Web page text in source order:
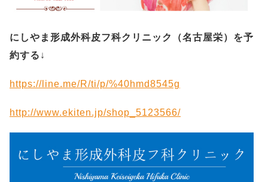
にしやま形成外科皮フ科クリニック（名古屋栄）を予
約する ↓
https://line.me/R/ti/p/%40hmd8545g
http://www.ekiten.jp/shop_5123566/